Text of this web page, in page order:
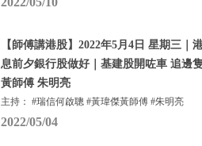
【師傅講港股】2022年5月4日 星期三｜
息前夕銀行股做好｜基建股開咗車 追邊
黃師傅 朱明亮
主持： #瑞信何啟聰 #黃瑋傑黃師傅 #朱明亮
2022/05/04